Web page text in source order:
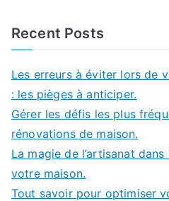
Recent Posts
Les erreurs à éviter lors de
: les pièges à anticiper.
Gérer les défis les plus
rénovations de maison.
La magie de l’artisanat
votre maison.
Tout savoir pour optimiser